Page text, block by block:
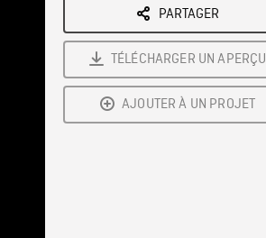
PARTAGER
TÉLÉCHARGER UN APERÇU
AJOUTER À UN PROJET